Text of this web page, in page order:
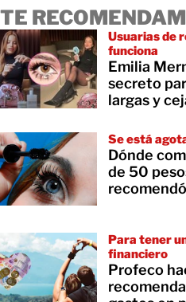
TE
Usuarias de
funciona
Emilia
secreto
largas y
Se está
Dónde
de 50
Para tener
financiero
Profeco